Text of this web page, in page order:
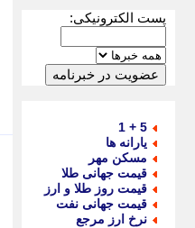
پست الکترونیکی:
5 + 1
یارانه ها
مسکن مهر
قیمت جهانی طلا
قیمت روز طلا و ارز
قیمت جهانی نفت
نرخ ارز مرجع